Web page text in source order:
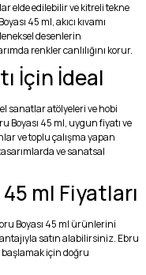
elde edilebilir ve kitreli tekne
45 ml, akıcı kıvamı
desenlerin
renkler canlılığını korur.
İçin İdeal
sanatlar atölyeleri ve hobi
Boyası 45 ml, uygun fiyatı ve
ve toplu çalışma yapan
ve sanatsal
ml Fiyatları
Boyası 45 ml ürünlerini
satın alabilirsiniz. Ebru
için doğru